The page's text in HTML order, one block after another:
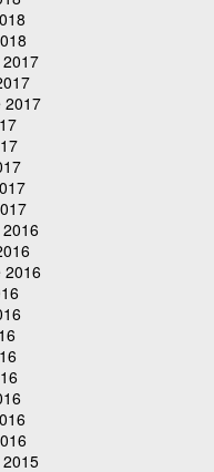
2017
2016